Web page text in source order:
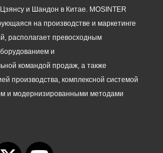
и Шандон в Китае. MOSINTER
на производстве и маркетинге
располагает превосходным
и
командой продаж, а также
производства, комплексной системой
и модернизированными методами